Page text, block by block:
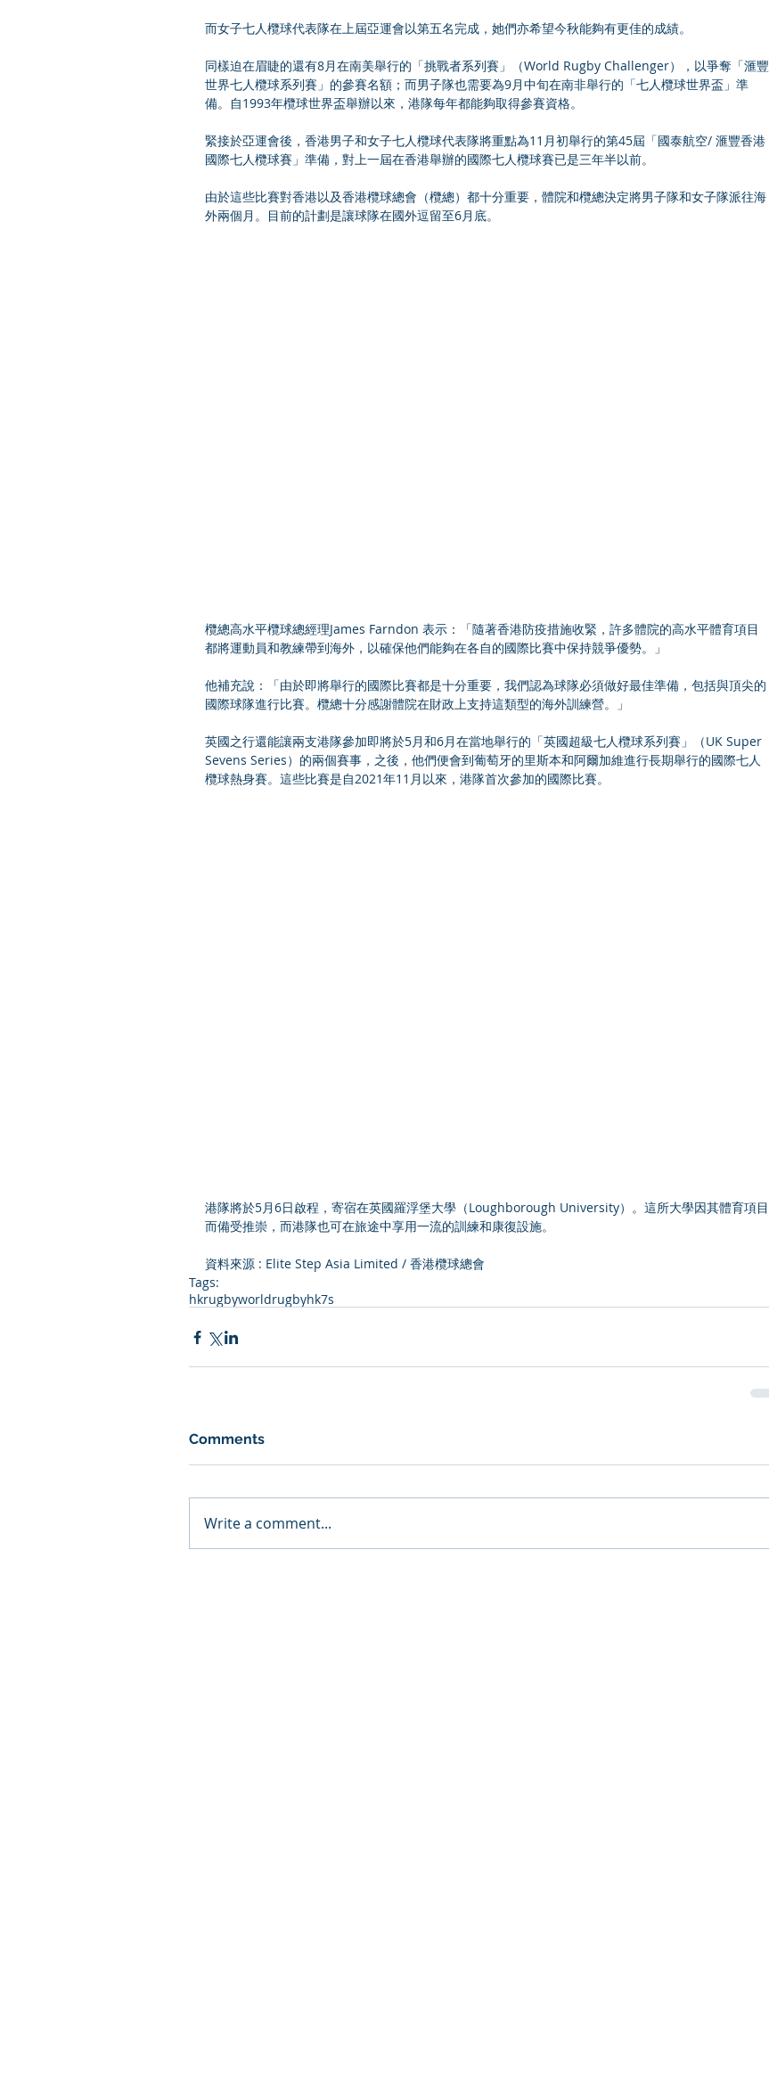
而女子七人欖球代表隊在上屆亞運會以第五名完成，她們亦希望今秋能夠有更佳的成績。
同樣迫在眉睫的還有8月在南美舉行的「挑戰者系列賽」（World Rugby Challenger），以爭奪「滙豐
世界七人欖球系列賽」的參賽名額；而男子隊也需要為9月中旬在南非舉行的「七人欖球世界盃」準
備。自1993年欖球世界盃舉辦以來，港隊每年都能夠取得參賽資格。
緊接於亞運會後，香港男子和女子七人欖球代表隊將重點為11月初舉行的第45屆「國泰航空/ 滙豐香港
國際七人欖球賽」準備，對上一屆在香港舉辦的國際七人欖球賽已是三年半以前。
由於這些比賽對香港以及香港欖球總會（欖總）都十分重要，體院和欖總決定將男子隊和女子隊派往海
外兩個月。目前的計劃是讓球隊在國外逗留至6月底。
欖總高水平欖球總經理James Farndon 表示：「隨著香港防疫措施收緊，許多體院的高水平體育項目
都將運動員和教練帶到海外，以確保他們能夠在各自的國際比賽中保持競爭優勢。」
他補充說：「由於即將舉行的國際比賽都是十分重要，我們認為球隊必須做好最佳準備，包括與頂尖的
國際球隊進行比賽。欖總十分感謝體院在財政上支持這類型的海外訓練營。」
英國之行還能讓兩支港隊參加即將於5月和6月在當地舉行的「英國超級七人欖球系列賽」（UK Super
Sevens Series）的兩個賽事，之後，他們便會到葡萄牙的里斯本和阿爾加維進行長期舉行的國際七人
欖球熱身賽。這些比賽是自2021年11月以來，港隊首次參加的國際比賽。
港隊將於5月6日啟程，寄宿在英國羅浮堡大學（Loughborough University）。這所大學因其體育項目
而備受推崇，而港隊也可在旅途中享用一流的訓練和康復設施。
資料來源 : Elite Step Asia Limited / 香港欖球總會
Tags:
hkrugbyworldrugbyhk7s
Comments
Write a comment...